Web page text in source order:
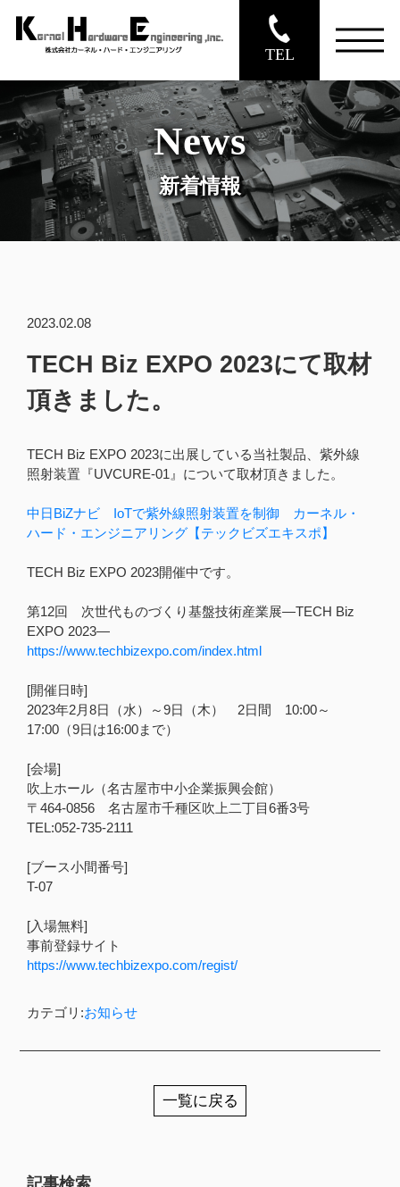
TEL
News
新着情報
2023.02.08
TECH Biz EXPO 2023にて取材
頂きました。
TECH Biz EXPO 2023に出展している当社製品、紫外線
照射装置『UVCURE-01』について取材頂きました。
中日BiZナビ IoTで紫外線照射装置を制御 カーネル・
ハード・エンジニアリング【テックビズエキスポ】
TECH Biz EXPO 2023開催中です。
第12回 次世代ものづくり基盤技術産業展―TECH Biz
EXPO 2023―
https://www.techbizexpo.com/index.html
[開催日時]
2023年2月8日（水）～9日（木） 2日間 10:00～
17:00（9日は16:00まで）
[会場]
吹上ホール（名古屋市中小企業振興会館）
〒464-0856 名古屋市千種区吹上二丁目6番3号
TEL:052-735-2111
[ブース小間番号]
T-07
[入場無料]
事前登録サイト
https://www.techbizexpo.com/regist/
カテゴリ:お知らせ
一覧に戻る
記事検索